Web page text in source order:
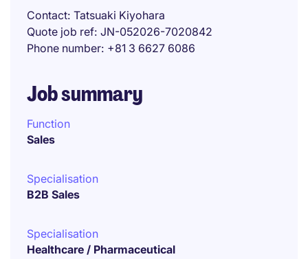
Contact Tatsuaki Kiyohara
Quote job ref JN-052026-7020842
Phone number +81 3 6627 6086
Job summary
Function
Sales
Specialisation
B2B Sales
Specialisation
Healthcare / Pharmaceutical